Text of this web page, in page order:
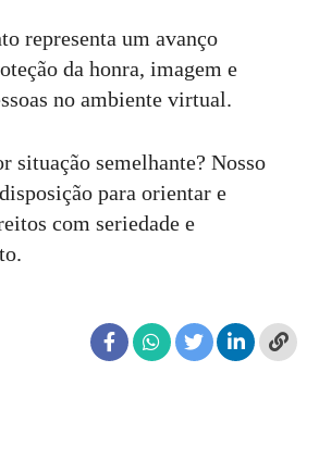
representa um avanço
da honra, imagem e
no ambiente virtual.
situação semelhante? Nosso
para orientar e
com seriedade e